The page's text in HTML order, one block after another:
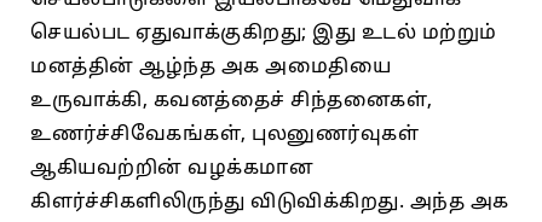
செயல்பட ஏதுவாக்குகிறது; இது உடல் மற்றும்
மனத்தின் ஆழ்ந்த அக அமைதியை
உருவாக்கி, கவனத்தைச் சிந்தனைகள்,
உணர்ச்சிவேகங்கள், புலனுணர்வுகள்
ஆகியவற்றின் வழக்கமான
கிளர்ச்சிகளிலிருந்து விடுவிக்கிறது. அந்த அக